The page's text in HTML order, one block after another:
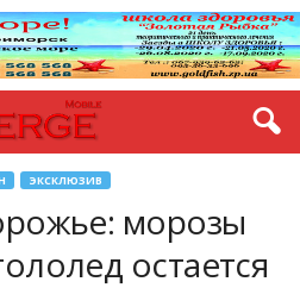
ЭКСКЛЮЗИВ
морозы
остается